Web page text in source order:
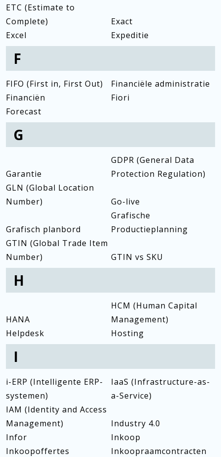
ETC (Estimate to
Complete)
Exact
Excel
Expeditie
F
FIFO (First in, First Out)
Financiële administratie
Financiën
Fiori
Forecast
G
Garantie
GDPR (General Data
Protection Regulation)
GLN (Global Location
Number)
Go-live
Grafisch planbord
Grafische
Productieplanning
GTIN (Global Trade Item
Number)
GTIN vs SKU
H
HANA
HCM (Human Capital
Management)
Helpdesk
Hosting
I
i-ERP (Intelligente ERP-
systemen)
IaaS (Infrastructure-as-
a-Service)
IAM (Identity and Access
Management)
Industry 4.0
Infor
Inkoop
Inkoopoffertes
Inkoopraamcontracten